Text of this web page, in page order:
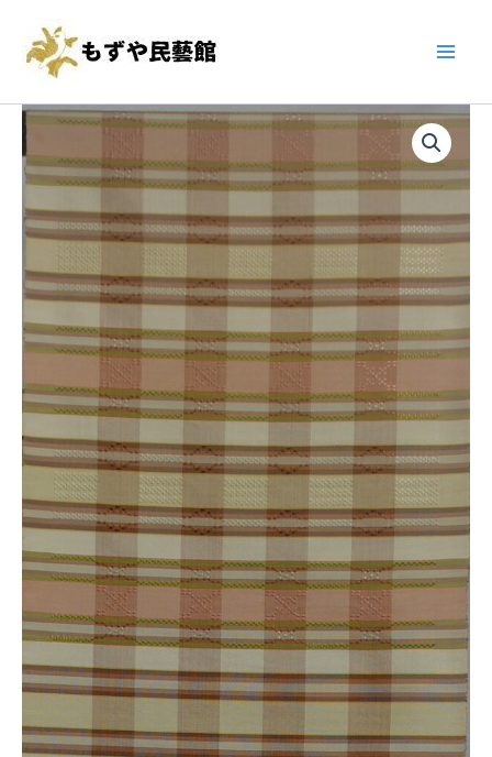
ス 安
間
美
子
作
首
里
織
名
屋
822984
個
子
作
里
織
名
古
屋
822984
個